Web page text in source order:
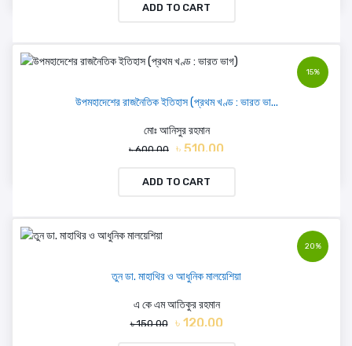
ADD TO CART
15%
উপমহাদেশের রাজনৈতিক ইতিহাস (প্রথম খণ্ড : ভারত ভা...
মোঃ আনিসুর রহমান
৳ 600.00 ৳ 510.00
ADD TO CART
20%
তুন ডা. মাহাথির ও আধুনিক মালয়েশিয়া
এ কে এম আতিকুর রহমান
৳ 150.00 ৳ 120.00